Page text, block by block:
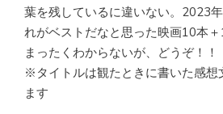
葉を残しているに違いない。2023
れがベストだなと思った映画10本
まったくわからないが、どうぞ！！
※タイトルは観たときに書いた感想
ます